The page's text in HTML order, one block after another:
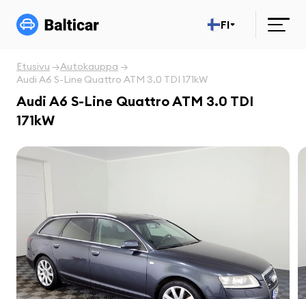
FI
Etusivu
Autokauppa
Audi A6 S-Line Quattro ATM 3.0 TDI 171kW
Audi A6 S-Line Quattro ATM 3.0 TDI
171kW